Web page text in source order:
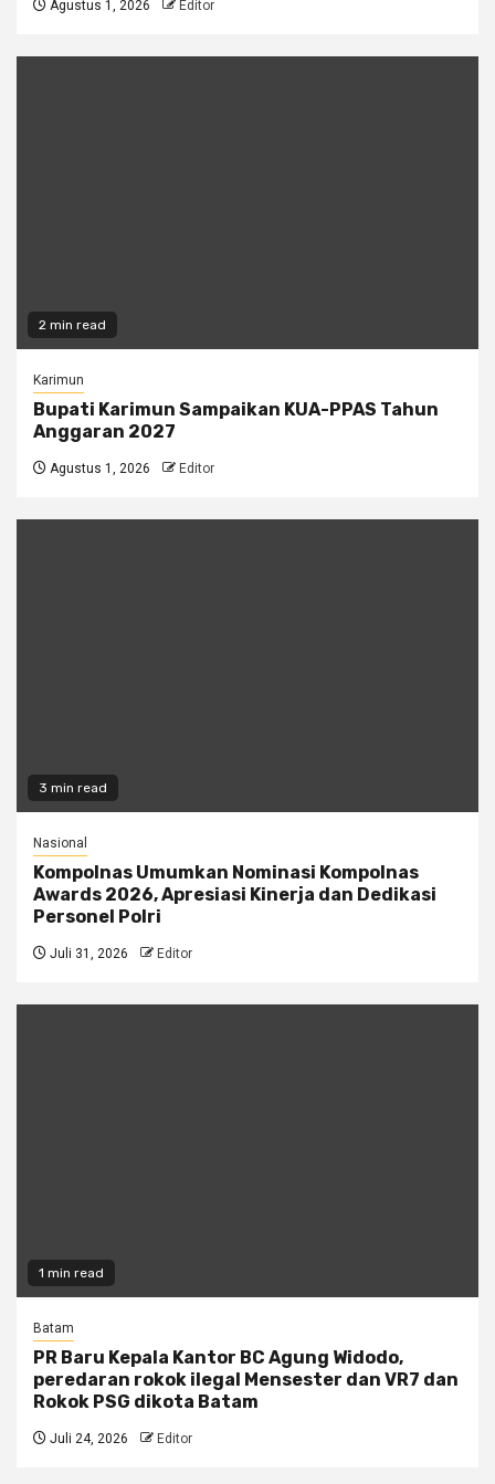
Agustus 1, 2026 Editor
2 min read
Karimun
Bupati Karimun Sampaikan KUA-PPAS Tahun
Anggaran 2027
Agustus 1, 2026 Editor
3 min read
Nasional
Kompolnas Umumkan Nominasi Kompolnas
Awards 2026, Apresiasi Kinerja dan Dedikasi
Personel Polri
Juli 31, 2026 Editor
1 min read
Batam
PR Baru Kepala Kantor BC Agung Widodo,
peredaran rokok ilegal Mensester dan VR7 dan
Rokok PSG dikota Batam
Juli 24, 2026 Editor